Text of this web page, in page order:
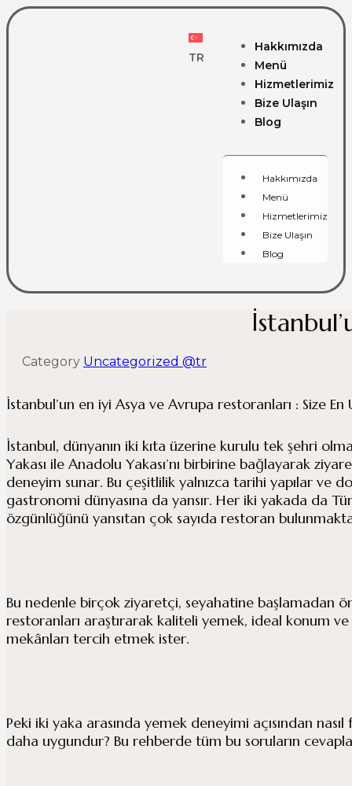
Hakkımızda
Menü
Hizmetlerimiz
Bize Ulaşın
Blog
Hakkımızda
Menü
Hizmetlerimiz
Bize Ulaşın
Blog
TR
Category Uncategorized @tr
İstanbul’un en iyi Asya ve Avrupa restoranları : Size
İstanbul, dünyanın iki kıta üzerine kurulu tek şehri
Yakası ile Anadolu Yakası’nı birbirine bağlayarak
deneyim sunar. Bu çeşitlilik yalnızca tarihi yapılar ve
gastronomi dünyasına da yansır. Her iki yakada da
özgünlüğünü yansıtan çok sayıda restoran
Bu nedenle birçok ziyaretçi, seyahatine başlamadan
restoranları araştırarak kaliteli yemek, ideal konum
mekânları tercih etmek ister.
Peki iki yaka arasında yemek deneyimi açısından
daha uygundur? Bu rehberde tüm bu soruların